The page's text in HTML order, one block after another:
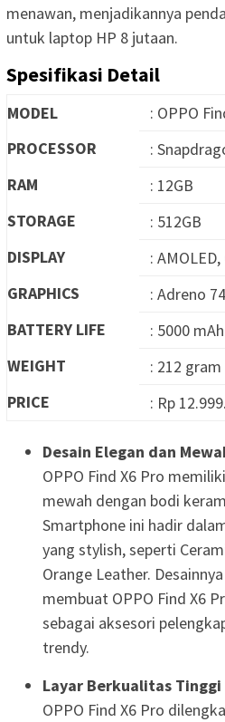
menawan, menjadikannya
untuk laptop HP 8 jutaan.
Spesifikasi Detail
MODEL
: OPPO
PROCESSOR
:
RAM
: 12GB
STORAGE
: 512GB
DISPLAY
:
GRAPHICS
: Adreno
BATTERY LIFE
: 5000 mAh
WEIGHT
: 212 gram
PRICE
: Rp
Desain Elegan dan
OPPO Find X6 Pro
mewah dengan bodi
Smartphone ini hadir
yang stylish, seperti
Orange Leather.
membuat OPPO Find X6
sebagai aksesori
trendy.
Layar Berkualitas Tinggi
OPPO Find X6 Pro